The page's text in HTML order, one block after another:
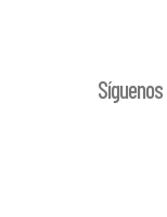
Síguenos